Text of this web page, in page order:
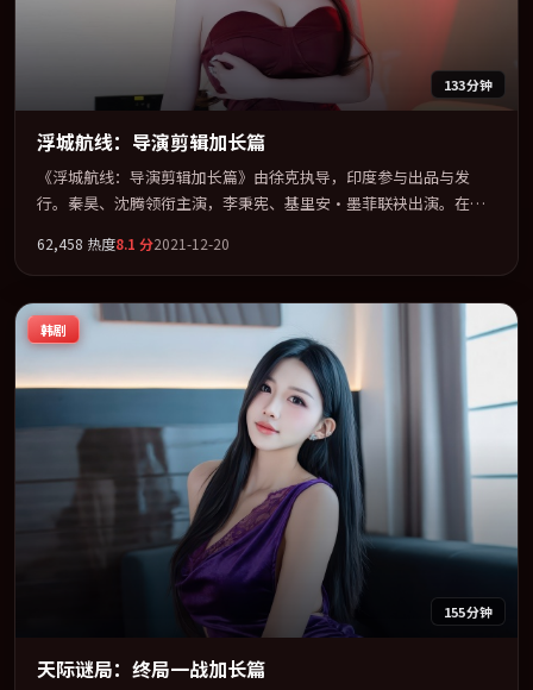
133分钟
浮城航线：导演剪辑加长篇
《浮城航线：导演剪辑加长篇》由徐克执导，印度参与出品与发
行。秦昊、沈腾领衔主演，李秉宪、基里安·墨菲联袂出演。在信
叙事、表演与视听上力求统一。定于 2021-04-06 在内地院线及主流
平台同步亮相，2021 年度话题片中口碑稳健，适合喜欢强情节与人
物弧光的观众完整观看。
62,458 热度8.1 分2021-12-20
韩剧
155分钟
天际谜局：终局一战加长篇